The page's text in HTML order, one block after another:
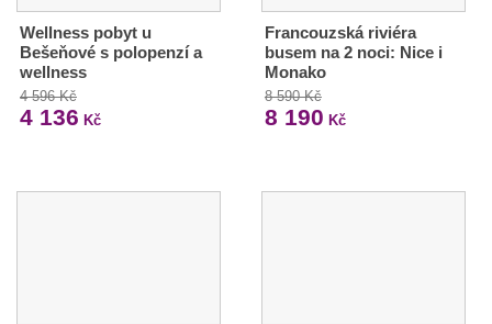
Wellness pobyt u
Bešeňové s polopenzí a
wellness
4 596 Kč
4 136 Kč
Francouzská riviéra
busem na 2 noci: Nice i
Monako
8 590 Kč
8 190 Kč